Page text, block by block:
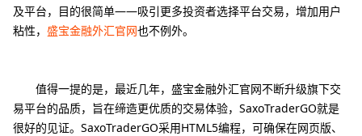
及平台，目的很简单——吸引更多投资者选择平台交易，增加用户
粘性， 盛宝金融外汇官网也不例外。
值得一提的是，最近几年，盛宝金融外汇官网不断升级旗下交
易平台的品质，旨在缔造更优质的交易体验，SaxoTraderGO就是
很好的见证。SaxoTraderGO采用HTML5编程，可确保在网页版、